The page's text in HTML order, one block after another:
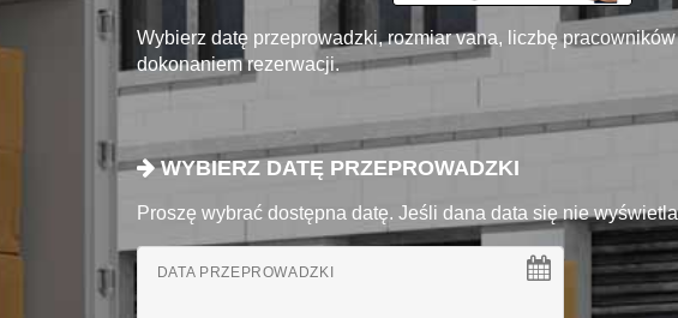
Wybierz datę przeprowadzki, rozmiar vana, liczbę
dokonaniem rezerwacji.
WYBIERZ DATĘ PRZEPROWADZKI
Proszę wybrać dostępna datę. Jeśli dana data się nie
DATA PRZEPROWADZKI